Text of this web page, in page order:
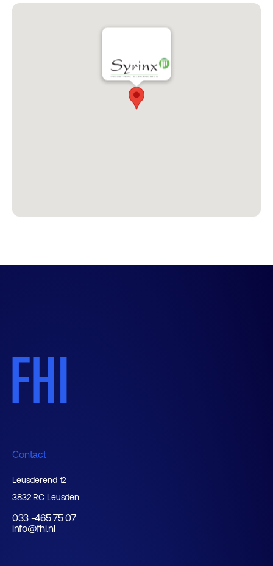
Contact
Leusderend 12
3832 RC Leusden
033 -465 75 07
info@fhi.nl